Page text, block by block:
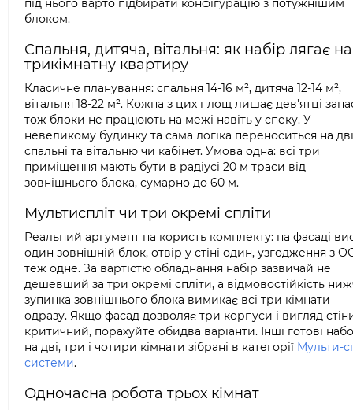
під нього варто підбирати конфігурацію з потужнішим
блоком.
Спальня, дитяча, вітальня: як набір лягає на
трикімнатну квартиру
Класичне планування: спальня 14-16 м², дитяча 12-14 м²,
вітальня 18-22 м². Кожна з цих площ лишає дев'ятці
тож блоки не працюють на межі навіть у спеку. У
невеликому будинку та сама логіка переноситься на дві
спальні та вітальню чи кабінет. Умова одна: всі три
приміщення мають бути в радіусі 20 м траси від
зовнішнього блока, сумарно до 60 м.
Мультиспліт чи три окремі спліти
Реальний аргумент на користь комплекту: на фасаді
один зовнішній блок, отвір у стіні один, узгодження з
теж одне. За вартістю обладнання набір зазвичай не
дешевший за три окремі спліти, а відмовостійкість
зупинка зовнішнього блока вимикає всі три кімнати
одразу. Якщо фасад дозволяє три корпуси і вигляд
критичний, порахуйте обидва варіанти. Інші готові
на дві, три і чотири кімнати зібрані в категорії Мульти-
системи.
Одночасна робота трьох кімнат